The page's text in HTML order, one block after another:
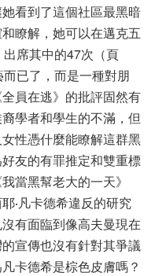
看到了這個社區最黑暗
瞭解，她可以在邁克五
席其中的47次（頁
已了，而是一種對朋
員在逃》的批評固然有
學者和學生的不滿，但
性憑什麼能瞭解這群黑
友的有罪推定和雙重標
當黑幫老大的一天》
‧凡卡德希違反的研究
有面臨到像高夫曼現在
宣傳也沒有針對其爭議
卡德希是棕色皮膚嗎？